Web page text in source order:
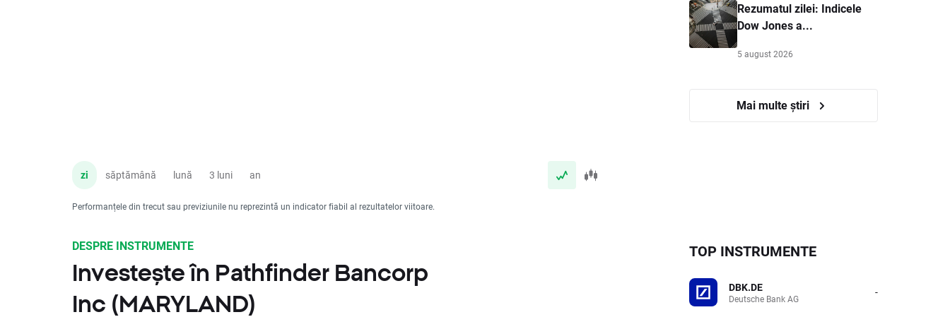
zi săptămână lună 3 luni an
Performanțele din trecut sau previziunile nu reprezintă un indicator fiabil al rezultatelor viitoare.
Rezumatul zilei: Indicele
Dow Jones a...
5 august 2026
Mai multe știri
DESPRE INSTRUMENTE
Investește în Pathfinder Bancorp
Inc (MARYLAND)
TOP INSTRUMENTE
DBK.DE
Deutsche Bank AG -